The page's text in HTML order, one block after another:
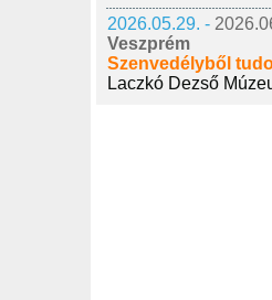
2026.05.29. -
Veszprém
Szenvedélyből
Laczkó Dezső